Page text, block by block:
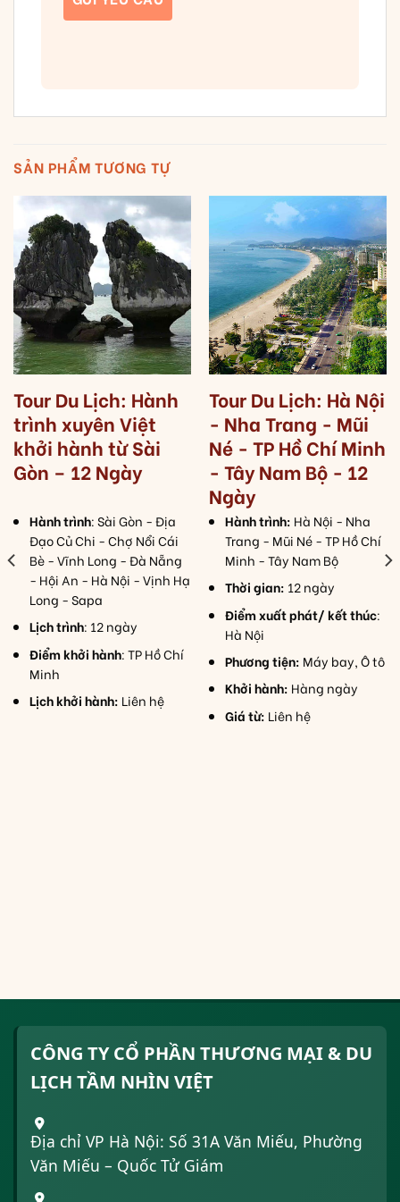
SẢN PHẨM TƯƠNG TỰ
Tour Du Lịch: Hành
trình xuyên Việt
khởi hành từ Sài
Gòn – 12 Ngày
Hành trình: Sài Gòn - Địa
Đạo Củ Chi - Chợ Nổi Cái
Bè - Vĩnh Long - Đà Nẵng
- Hội An - Hà Nội - Vịnh Hạ
Long - Sapa
Lịch trình: 12 ngày
Điểm khởi hành: TP Hồ Chí
Minh
Lịch khởi hành: Liên hệ
Tour Du Lịch: Hà Nội
- Nha Trang - Mũi
Né - TP Hồ Chí Minh
- Tây Nam Bộ - 12
Ngày
Hành trình: Hà Nội - Nha
Trang - Mũi Né - TP Hồ Chí
Minh - Tây Nam Bộ
Thời gian: 12 ngày
Điểm xuất phát/ kết thúc:
Hà Nội
Phương tiện: Máy bay, Ô tô
Khởi hành: Hàng ngày
Giá từ: Liên hệ
CÔNG TY CỔ PHẦN THƯƠNG MẠI & DU
LỊCH TẦM NHÌN VIỆT
Địa chỉ VP Hà Nội: Số 31A Văn Miếu, Phường
Văn Miếu – Quốc Tử Giám